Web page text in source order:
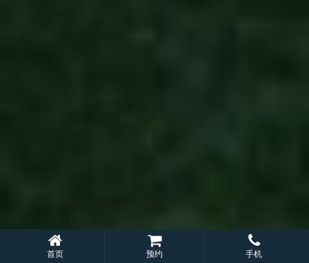
首页 预约 手机